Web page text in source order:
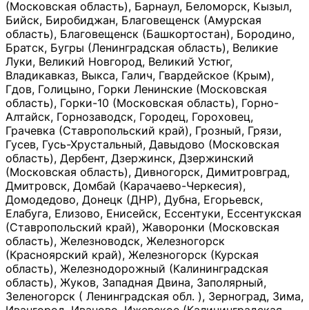
(Московская область), Барнаул, Беломорск, Кызыл,
Бийск, Биробиджан, Благовещенск (Амурская
область), Благовещенск (Башкортостан), Бородино,
Братск, Бугры (Ленинградская область), Великие
Луки, Великий Новгород, Великий Устюг,
Владикавказ, Выкса, Галич, Гвардейское (Крым),
Гдов, Голицыно, Горки Ленинские (Московская
область), Горки-10 (Московская область), Горно-
Алтайск, Горнозаводск, Городец, Гороховец,
Грачевка (Ставропольский край), Грозный, Грязи,
Гусев, Гусь-Хрустальный, Давыдово (Московская
область), Дербент, Дзержинск, Дзержинский
(Московская область), Дивногорск, Димитровград,
Дмитровск, Домбай (Карачаево-Черкесия),
Домодедово, Донецк (ДНР), Дубна, Егорьевск,
Елабуга, Елизово, Енисейск, Ессентуки, Ессентукская
(Ставропольский край), Жаворонки (Московская
область), Железноводск, Железногорск
(Красноярский край), Железногорск (Курская
область), Железнодорожный (Калининградская
область), Жуков, Западная Двина, Заполярный,
Зеленогорск ( Ленинградская обл. ), Зерноград, Зима,